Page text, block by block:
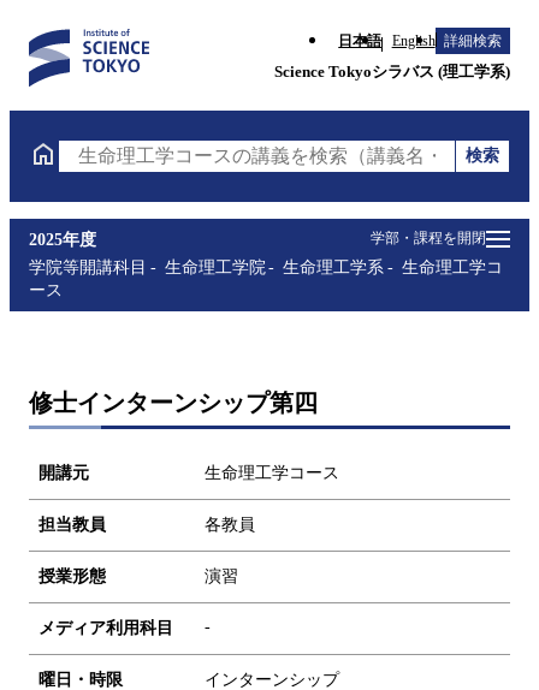
日本語 English 詳細検索
Science Tokyoシラバス (理工学系)
生命理工学コースの講義を検索（講義名・科目コード
検索
学部・課程を開閉
2025年度
学院等開講科目
生命理工学院 生命理工学系
生命理工学コ
ース
修士インターンシップ第四
開講元 生命理工学コース
担当教員 各教員
授業形態 演習
メディア利用科目 -
曜日・時限
インターンシップ